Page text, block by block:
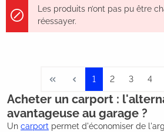
Les produits n’ont pas pu être
réessayer.
1 2 3 4
Acheter un carport :
avantageuse au garage ?
Un carport permet d'économiser de